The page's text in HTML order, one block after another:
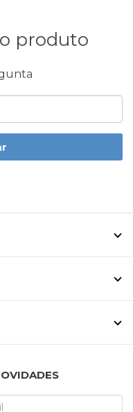
produto